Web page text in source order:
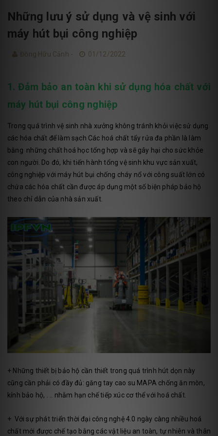
Những lưu ý sử dụng và vệ sinh với
máy hút bụi công nghiệp
Đồng Hữu Cảnh - 01/12/2022
1. Đảm bảo an toàn khi sử dụng hóa chất với
máy hút bụi công nghiệp
Trong quá trình vệ sinh nhà xưởng không tránh khỏi việc sử dụng
các hóa chất để làm sạch Các hoá chất tẩy rửa đa phần là làm
bằng những chất hoá học tổng hợp và sẽ gây hại cho sức khỏe
con người. Do đó, khi tiến hành tổng vệ sinh khu vực sản xuất,
công nghiệp với máy hút bụi chống cháy nổ với công suất lớn có
chứa các hóa chất cần được áp dụng một số biện pháp bảo hộ
theo chỉ dẫn của nhà sản xuất.
+ Những thiết bị bảo hộ cần thiết trong quá trình hút dọn này
cũng cần phải có đầy đủ: găng tay cao su MAPA chống ăn mòn,
kính bảo hộ, . .. nhằm hạn chế tiếp xúc cơ thể với hoá chất.
+ Với sự phát triển thời đại công nghệ 4.0 ngày càng nhiều hoá
chất mới được chế tạo bằng các vật liệu an toàn, tự nhiên và thân